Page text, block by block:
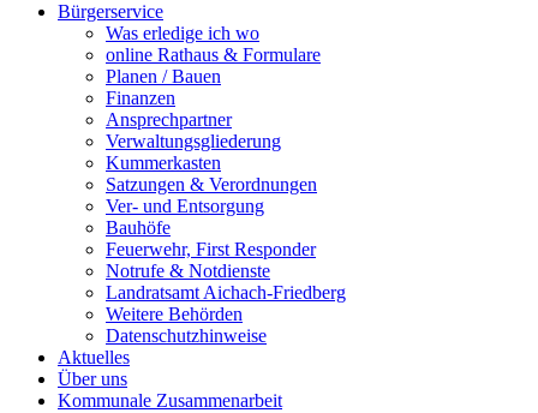
Bürgerservice
Was erledige ich wo
online Rathaus & Formulare
Planen / Bauen
Finanzen
Ansprechpartner
Verwaltungsgliederung
Kummerkasten
Satzungen & Verordnungen
Ver- und Entsorgung
Bauhöfe
Feuerwehr, First Responder
Notrufe & Notdienste
Landratsamt Aichach-Friedberg
Weitere Behörden
Datenschutzhinweise
Aktuelles
Über uns
Kommunale Zusammenarbeit